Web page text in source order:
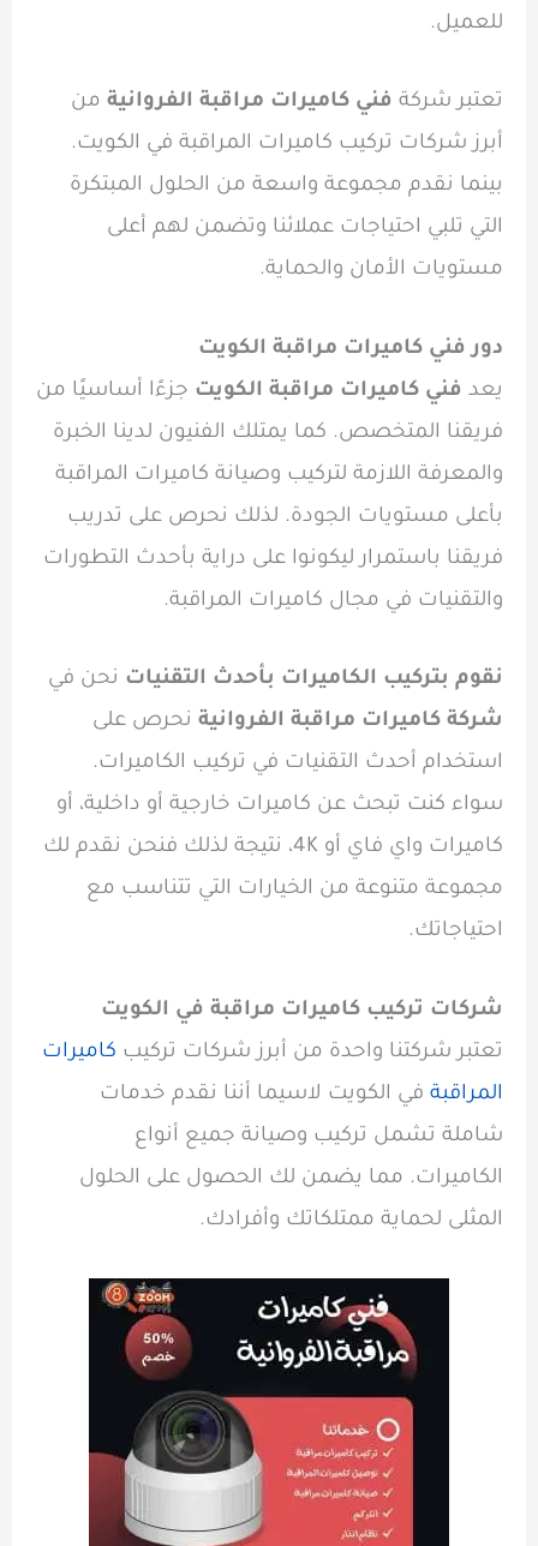
للعميل.
تعتبر شركة فني كاميرات مراقبة الفروانية من
أبرز شركات تركيب كاميرات المراقبة في الكويت.
بينما نقدم مجموعة واسعة من الحلول المبتكرة
التي تلبي احتياجات عملائنا وتضمن لهم أعلى
مستويات الأمان والحماية.
دور فني كاميرات مراقبة الكويت
يعد فني كاميرات مراقبة الكويت جزءًا أساسيًا من
فريقنا المتخصص. كما يمتلك الفنيون لدينا الخبرة
والمعرفة اللازمة لتركيب وصيانة كاميرات المراقبة
بأعلى مستويات الجودة. لذلك نحرص على تدريب
فريقنا باستمرار ليكونوا على دراية بأحدث التطورات
والتقنيات في مجال كاميرات المراقبة.
نقوم بتركيب الكاميرات بأحدث التقنيات نحن في
شركة كاميرات مراقبة الفروانية نحرص على
استخدام أحدث التقنيات في تركيب الكاميرات.
سواء كنت تبحث عن كاميرات خارجية أو داخلية، أو
كاميرات واي فاي أو 4K، نتيجة لذلك فنحن نقدم لك
مجموعة متنوعة من الخيارات التي تتناسب مع
احتياجاتك.
شركات تركيب كاميرات مراقبة في الكويت
تعتبر شركتنا واحدة من أبرز شركات تركيب كاميرات
المراقبة في الكويت لاسيما أننا نقدم خدمات
شاملة تشمل تركيب وصيانة جميع أنواع
الكاميرات. مما يضمن لك الحصول على الحلول
المثلى لحماية ممتلكاتك وأفرادك.